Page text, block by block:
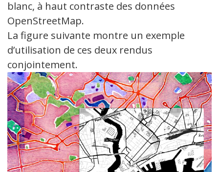
blanc, à haut contraste des données
OpenStreetMap.
La figure suivante montre un exemple
d’utilisation de ces deux rendus
conjointement.